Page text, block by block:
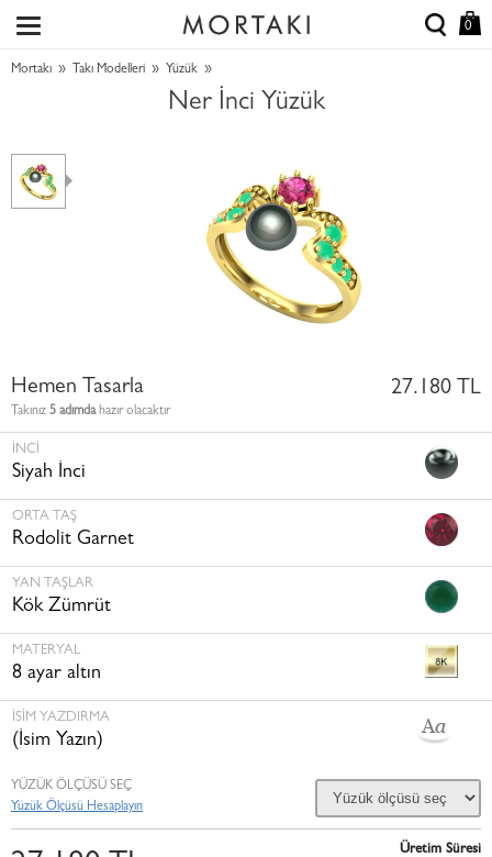
0
Mortakı » Takı Modelleri » Yüzük »
Ner İnci Yüzük
Hemen Tasarla
Takınız 5 adımdahazır olacaktır
27.180 TL
İNCI
Siyah İnci
ORTA TAŞ
Rodolit Garnet
YAN TAŞLAR
Kök Zümrüt
MATERYAL
8 ayar altın
İSİM YAZDIRMA
(İsim Yazın)
YÜZÜK ÖLÇÜSÜ SEÇ
Yüzük Ölçüsü Hesaplayın
Üretim Süresi